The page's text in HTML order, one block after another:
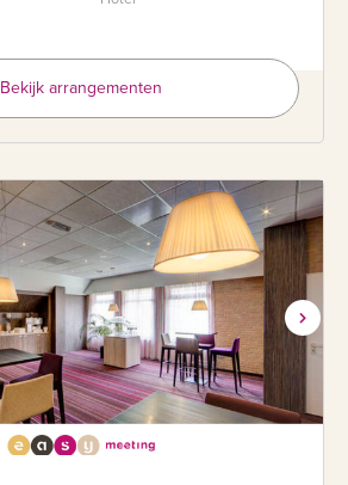
Bekijk arrangementen